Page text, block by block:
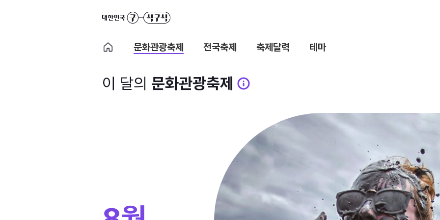
문화관광축제 전국축제 축제달력 테마
이 달의 문화관광축제